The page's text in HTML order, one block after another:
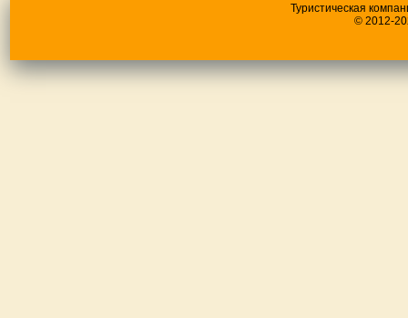
Туристическая
© 2012-